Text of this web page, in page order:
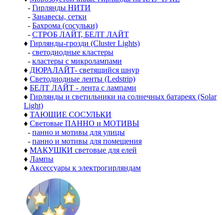
- Гирлянды НИТИ
- Занавесы, сетки
- Бахрома (сосульки)
- СТРОБ ЛАЙТ, БЕЛТ ЛАЙТ
♦ Гирлянды-грозди (Cluster Lights)
- светодиодные кластеры
- кластеры с микролампами
♦ ДЮРАЛАЙТ- светящийся шнур
♦ Светодиодные ленты (Ledstrip)
♦ БЕЛТ ЛАЙТ - лента с лампами
♦ Гирлянды и светильники на солнечных батареях (Solar
Light)
♦ ТАЮЩИЕ СОСУЛЬКИ
♦ Световые ПАННО и МОТИВЫ
- панно и мотивы для улицы
- панно и мотивы для помещения
♦ МАКУШКИ световые для елей
♦ Лампы
♦ Аксессуары к электрогирляндам